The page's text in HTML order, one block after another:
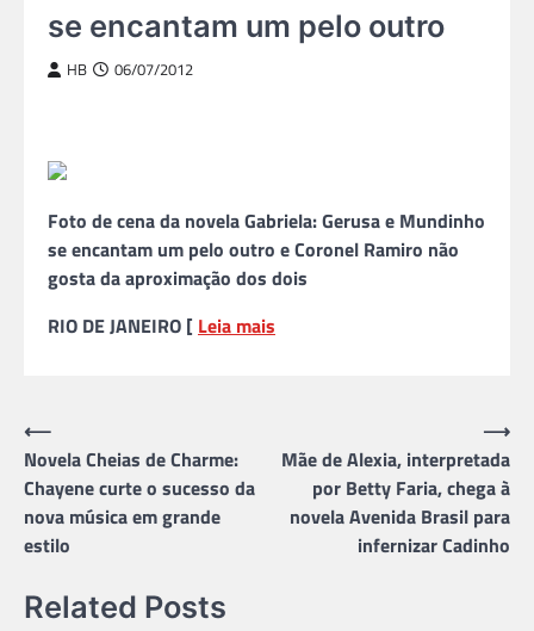
se encantam um pelo outro
HB 06/07/2012
Foto de cena da novela Gabriela: Gerusa e Mundinho
se encantam um pelo outro e Coronel Ramiro não
gosta da aproximação dos dois
RIO DE JANEIRO [ Leia mais
Navegação
de
Post
⟵
Novela Cheias de Charme:
Chayene curte o sucesso da
nova música em grande
estilo
Mãe de Alexia, interpretada
por Betty Faria, chega à
novela Avenida Brasil para
infernizar Cadinho
⟶
Related Posts